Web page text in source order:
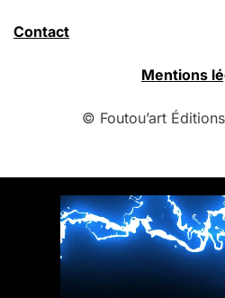
Contact
Mentions
© Foutou’art